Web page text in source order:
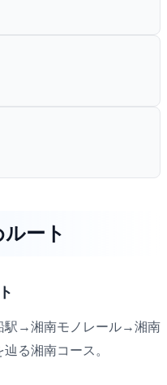
ート
駅→湘南モノレール→湘南
る湘南コース。